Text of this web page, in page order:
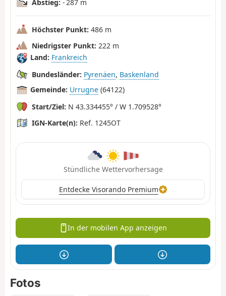
Abstieg: - 287 m
Höchster Punkt: 486 m
Niedrigster Punkt: 222 m
Land: Frankreich
Bundesländer: Pyrenäen, Baskenland
Gemeinde: Urrugne (64122)
Start/Ziel: N 43.334455° / W 1.709528°
IGN-Karte(n): Ref. 1245OT
Stündliche Wettervorhersage
Entdecke Visorando Premium
In der mobilen App anzeigen
Fotos